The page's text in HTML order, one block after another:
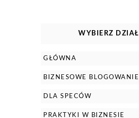
WYBIERZ DZIAŁ
GŁÓWNA
BIZNESOWE BLOGOWANIE
DLA SPECÓW
PRAKTYKI W BIZNESIE